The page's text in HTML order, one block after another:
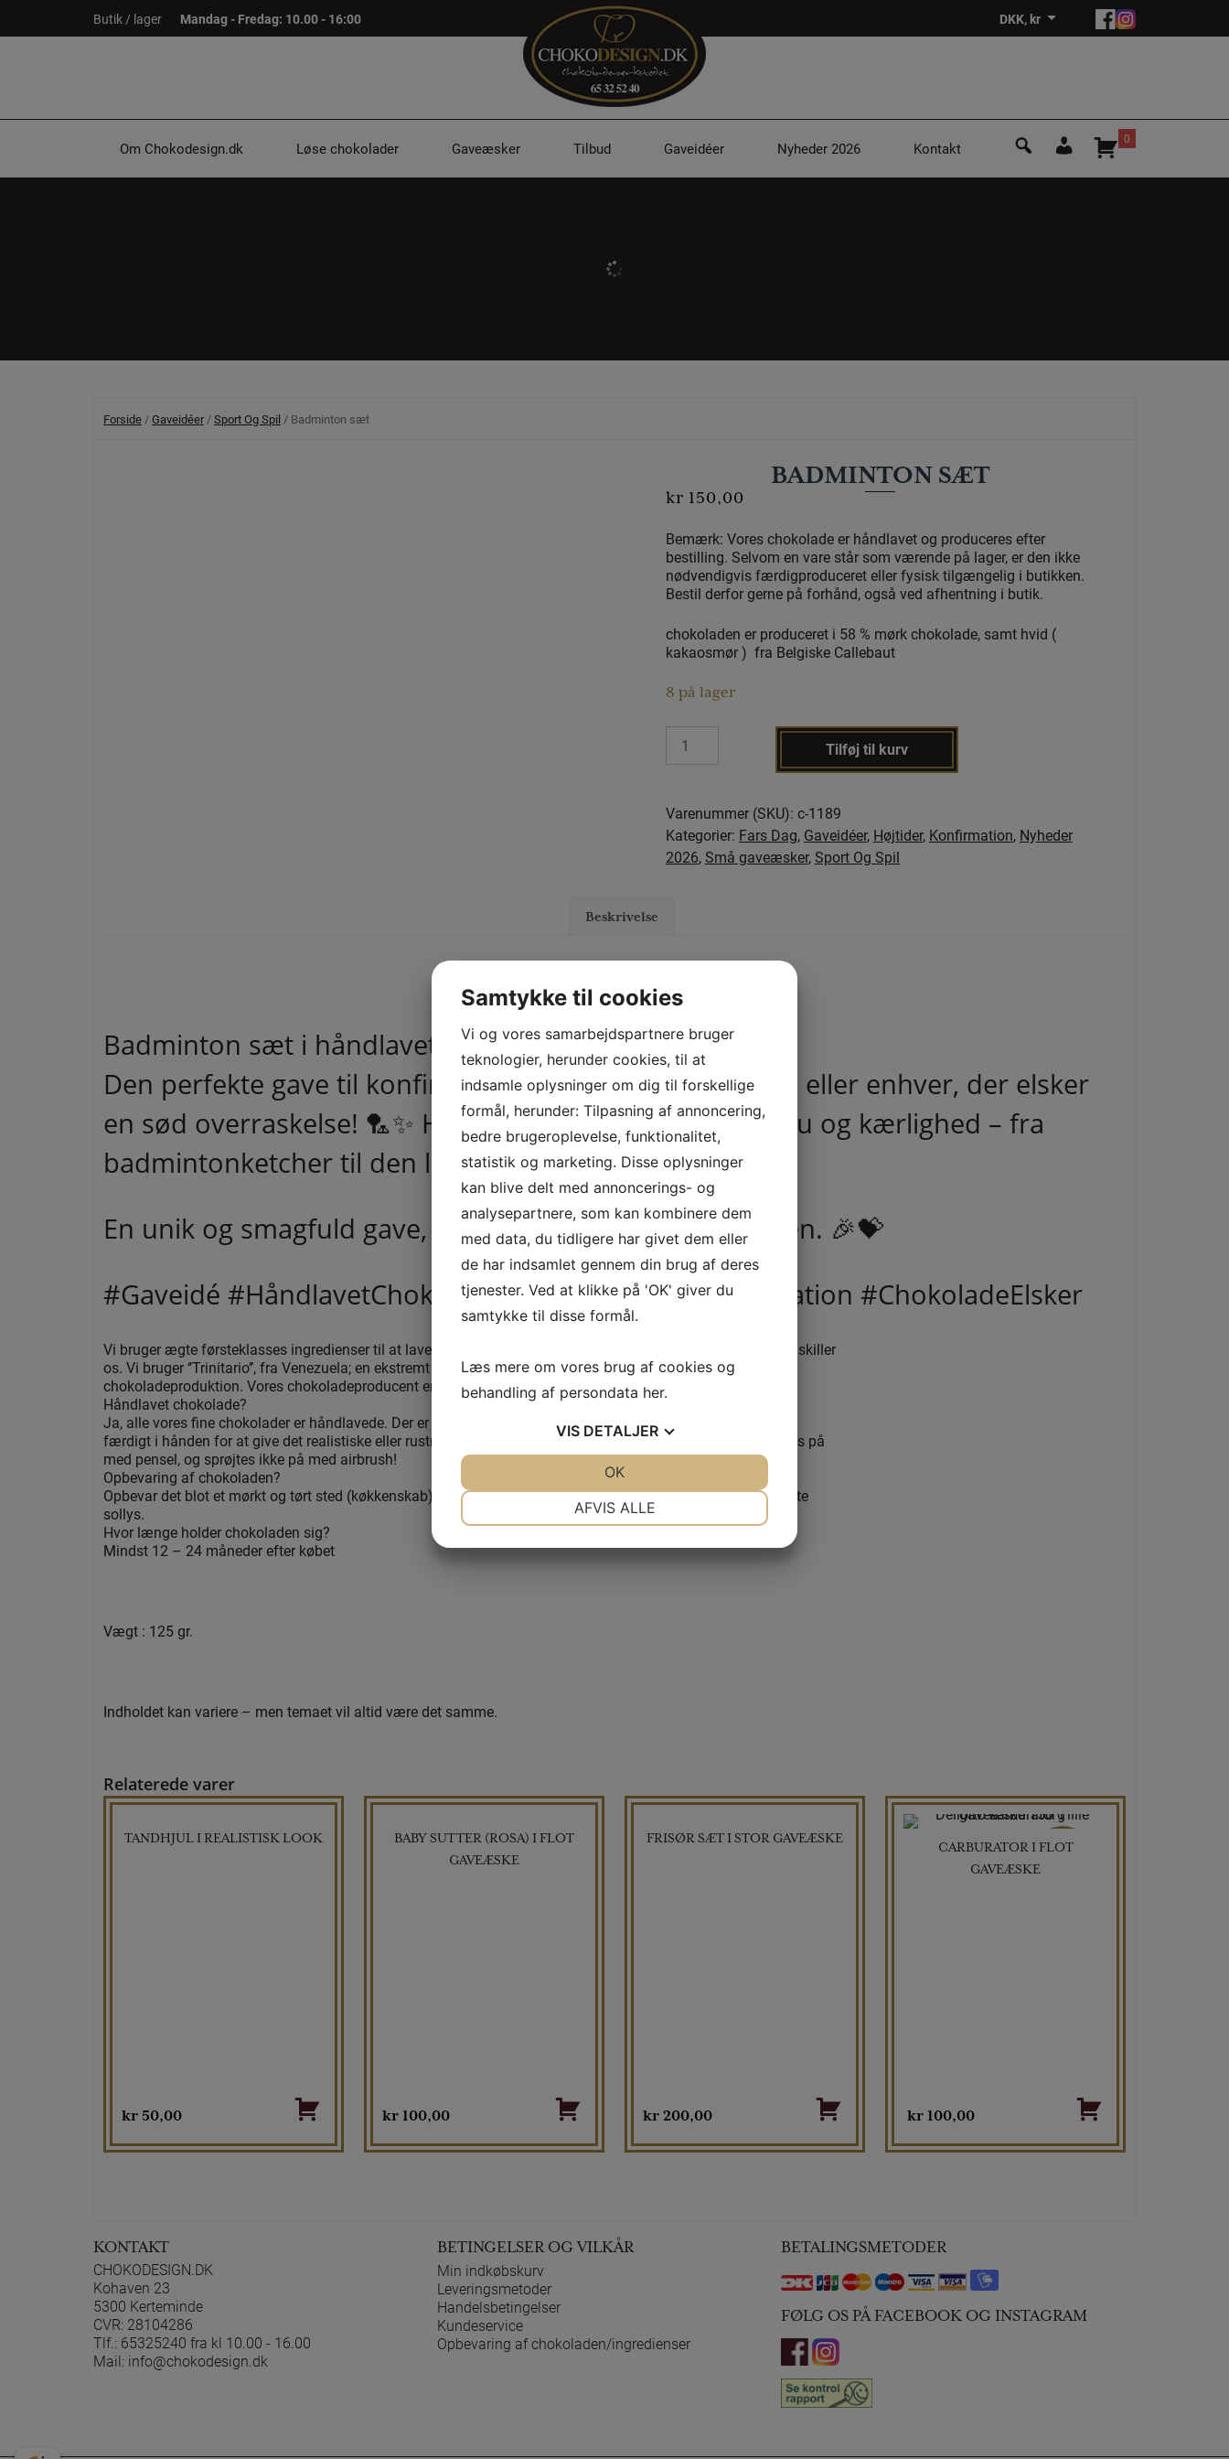
til
Butik / lager Mandag - Fredag: 10.00 - 16:00 DKK, kr
Søg
0
Om Chokodesign.dk Løse chokolader Gaveæsker Tilbud Gaveidéer Nyheder 2026 Kontakt
Forside /Gaveidéer /Sport Og Spil / Badminton sæt
BADMINTON SÆT
kr 150,00
Bemærk: Vores chokolade er håndlavet og produceres efter
bestilling. Selvom en vare står som værende på lager, er den ikke
nødvendigvis færdigproduceret eller fysisk tilgængelig i butikken.
Bestil derfor gerne på forhånd, også ved afhentning i butik.
chokoladen er produceret i 58 % mørk chokolade, samt hvid (
kakaosmør ) fra Belgiske Callebaut
8 på lager
Badminton
Tilføj til kurv
Varenummer (SKU): c-1189
Kategorier: Fars Dag, Gaveidéer, Højtider, Konfirmation, Nyheder
2026, Små gaveæsker, Sport Og Spil
Beskrivelse
BESKRIVELSE
Badminton sæt i håndlavet chokolade 🎾🍫
Den perfekte gave til konfirmanden, badmintonspilleren eller enhver, der elsker
en sød overraskelse! 🏸✨ Hver detalje er lavet med omhu og kærlighed – fra
badmintonketcher til den lækre chokoladebold! 😋🎁
En unik og smagfuld gave, der både glæder øjet og ganen. 🎉💝
#Gaveidé #HåndlavetChokolade #Badminton #Konfirmation #ChokoladeElsker
Vi bruger ægte førsteklasses ingredienser til at lave vores fantastiske kreationer. Dette er hvad der virkelig adskiller
os. Vi bruger ‘’Trinitario’’, fra Venezuela; en ekstremt efterspurgt sort, der bruges i mindre end 10% af verdens
chokoladeproduktion. Vores chokoladeproducent er Belgiske Barry Callebaut.
Håndlavet chokolade?
Ja, alle vores fine chokolader er håndlavede. Der er ingen maskiner involveret. Hver stykke chokolade er gjort
færdigt i hånden for at give det realistiske eller rustne udseende. Det fødevaregodkendte sukkerpulver børstes på
med pensel, og sprøjtes ikke på med airbrush!
Opbevaring af chokoladen?
Opbevar det blot et mørkt og tørt sted (køkkenskab). Det anbefales ikke at lægge det i køleskabet eller i direkte
sollys.
Hvor længe holder chokoladen sig?
Mindst 12 – 24 måneder efter købet
Vægt : 125 gr.
Indholdet kan variere – men temaet vil altid være det samme.
Relaterede varer
TANDHJUL I REALISTISK LOOK
kr 50,00
BABY SUTTER (ROSA) I FLOT
GAVEÆSKE
kr 100,00
FRISØR SÆT I STOR GAVEÆSKE
kr 200,00
TILBUD
CARBURATOR I FLOT
GAVEÆSKE
kr 100,00
KONTAKT
CHOKODESIGN.DK
Kohaven 23
5300 Kerteminde
CVR: 28104286
Tlf.: 65325240 fra kl 10.00 - 16.00
Mail: info@chokodesign.dk
BETINGELSER OG VILKÅR
Min indkøbskurv
Leveringsmetoder
Handelsbetingelser
Kundeservice
Opbevaring af chokoladen/ingredienser
BETALINGSMETODER
FØLG OS PÅ FACEBOOK OG INSTAGRAM
Samtykke til cookies
Vi og vores samarbejdspartnere bruger
teknologier, herunder cookies, til at
indsamle oplysninger om dig til forskellige
formål, herunder: Tilpasning af annoncering,
bedre brugeroplevelse, funktionalitet,
statistik og marketing. Disse oplysninger
kan blive delt med annoncerings- og
analysepartnere, som kan kombinere dem
med data, du tidligere har givet dem eller
de har indsamlet gennem din brug af deres
tjenester. Ved at klikke på 'OK' giver du
samtykke til disse formål.
Læs mere om vores brug af cookies og
behandling af persondata her.
VIS DETALJER
AFVIS ALLE
OK